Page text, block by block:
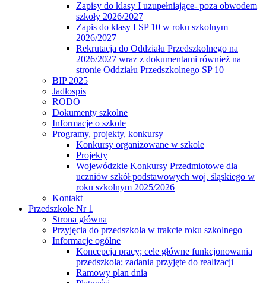
Zapisy do klasy I uzupełniające- poza obwodem
szkoły 2026/2027
Zapis do klasy I SP 10 w roku szkolnym
2026/2027
Rekrutacja do Oddziału Przedszkolnego na
2026/2027 wraz z dokumentami również na
stronie Oddziału Przedszkolnego SP 10
BIP 2025
Jadłospis
RODO
Dokumenty szkolne
Informacje o szkole
Programy, projekty, konkursy
Konkursy organizowane w szkole
Projekty
Wojewódzkie Konkursy Przedmiotowe dla
uczniów szkół podstawowych woj. śląskiego w
roku szkolnym 2025/2026
Kontakt
Przedszkole Nr 1
Strona główna
Przyjęcia do przedszkola w trakcie roku szkolnego
Informacje ogólne
Koncepcja pracy; cele główne funkcjonowania
przedszkola; zadania przyjęte do realizacji
Ramowy plan dnia